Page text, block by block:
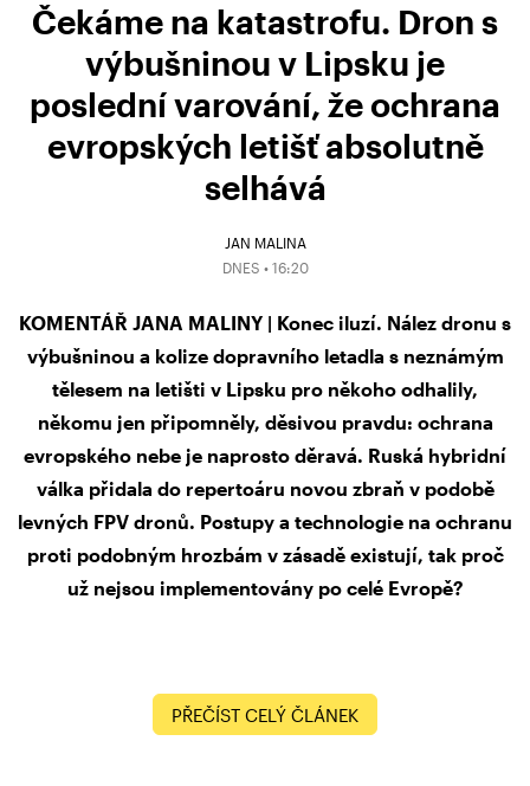
Čekáme na katastrofu. Dron s
výbušninou v Lipsku je
poslední varování, že ochrana
evropských letišť absolutně
selhává
JAN MALINA
DNES • 16:20
KOMENTÁŘ JANA MALINY | Konec iluzí. Nález dronu s
výbušninou a kolize dopravního letadla s neznámým
tělesem na letišti v Lipsku pro někoho odhalily,
někomu jen připomněly, děsivou pravdu: ochrana
evropského nebe je naprosto děravá. Ruská hybridní
válka přidala do repertoáru novou zbraň v podobě
levných FPV dronů. Postupy a technologie na ochranu
proti podobným hrozbám v zásadě existují, tak proč
už nejsou implementovány po celé Evropě?
PŘEČÍST CELÝ ČLÁNEK